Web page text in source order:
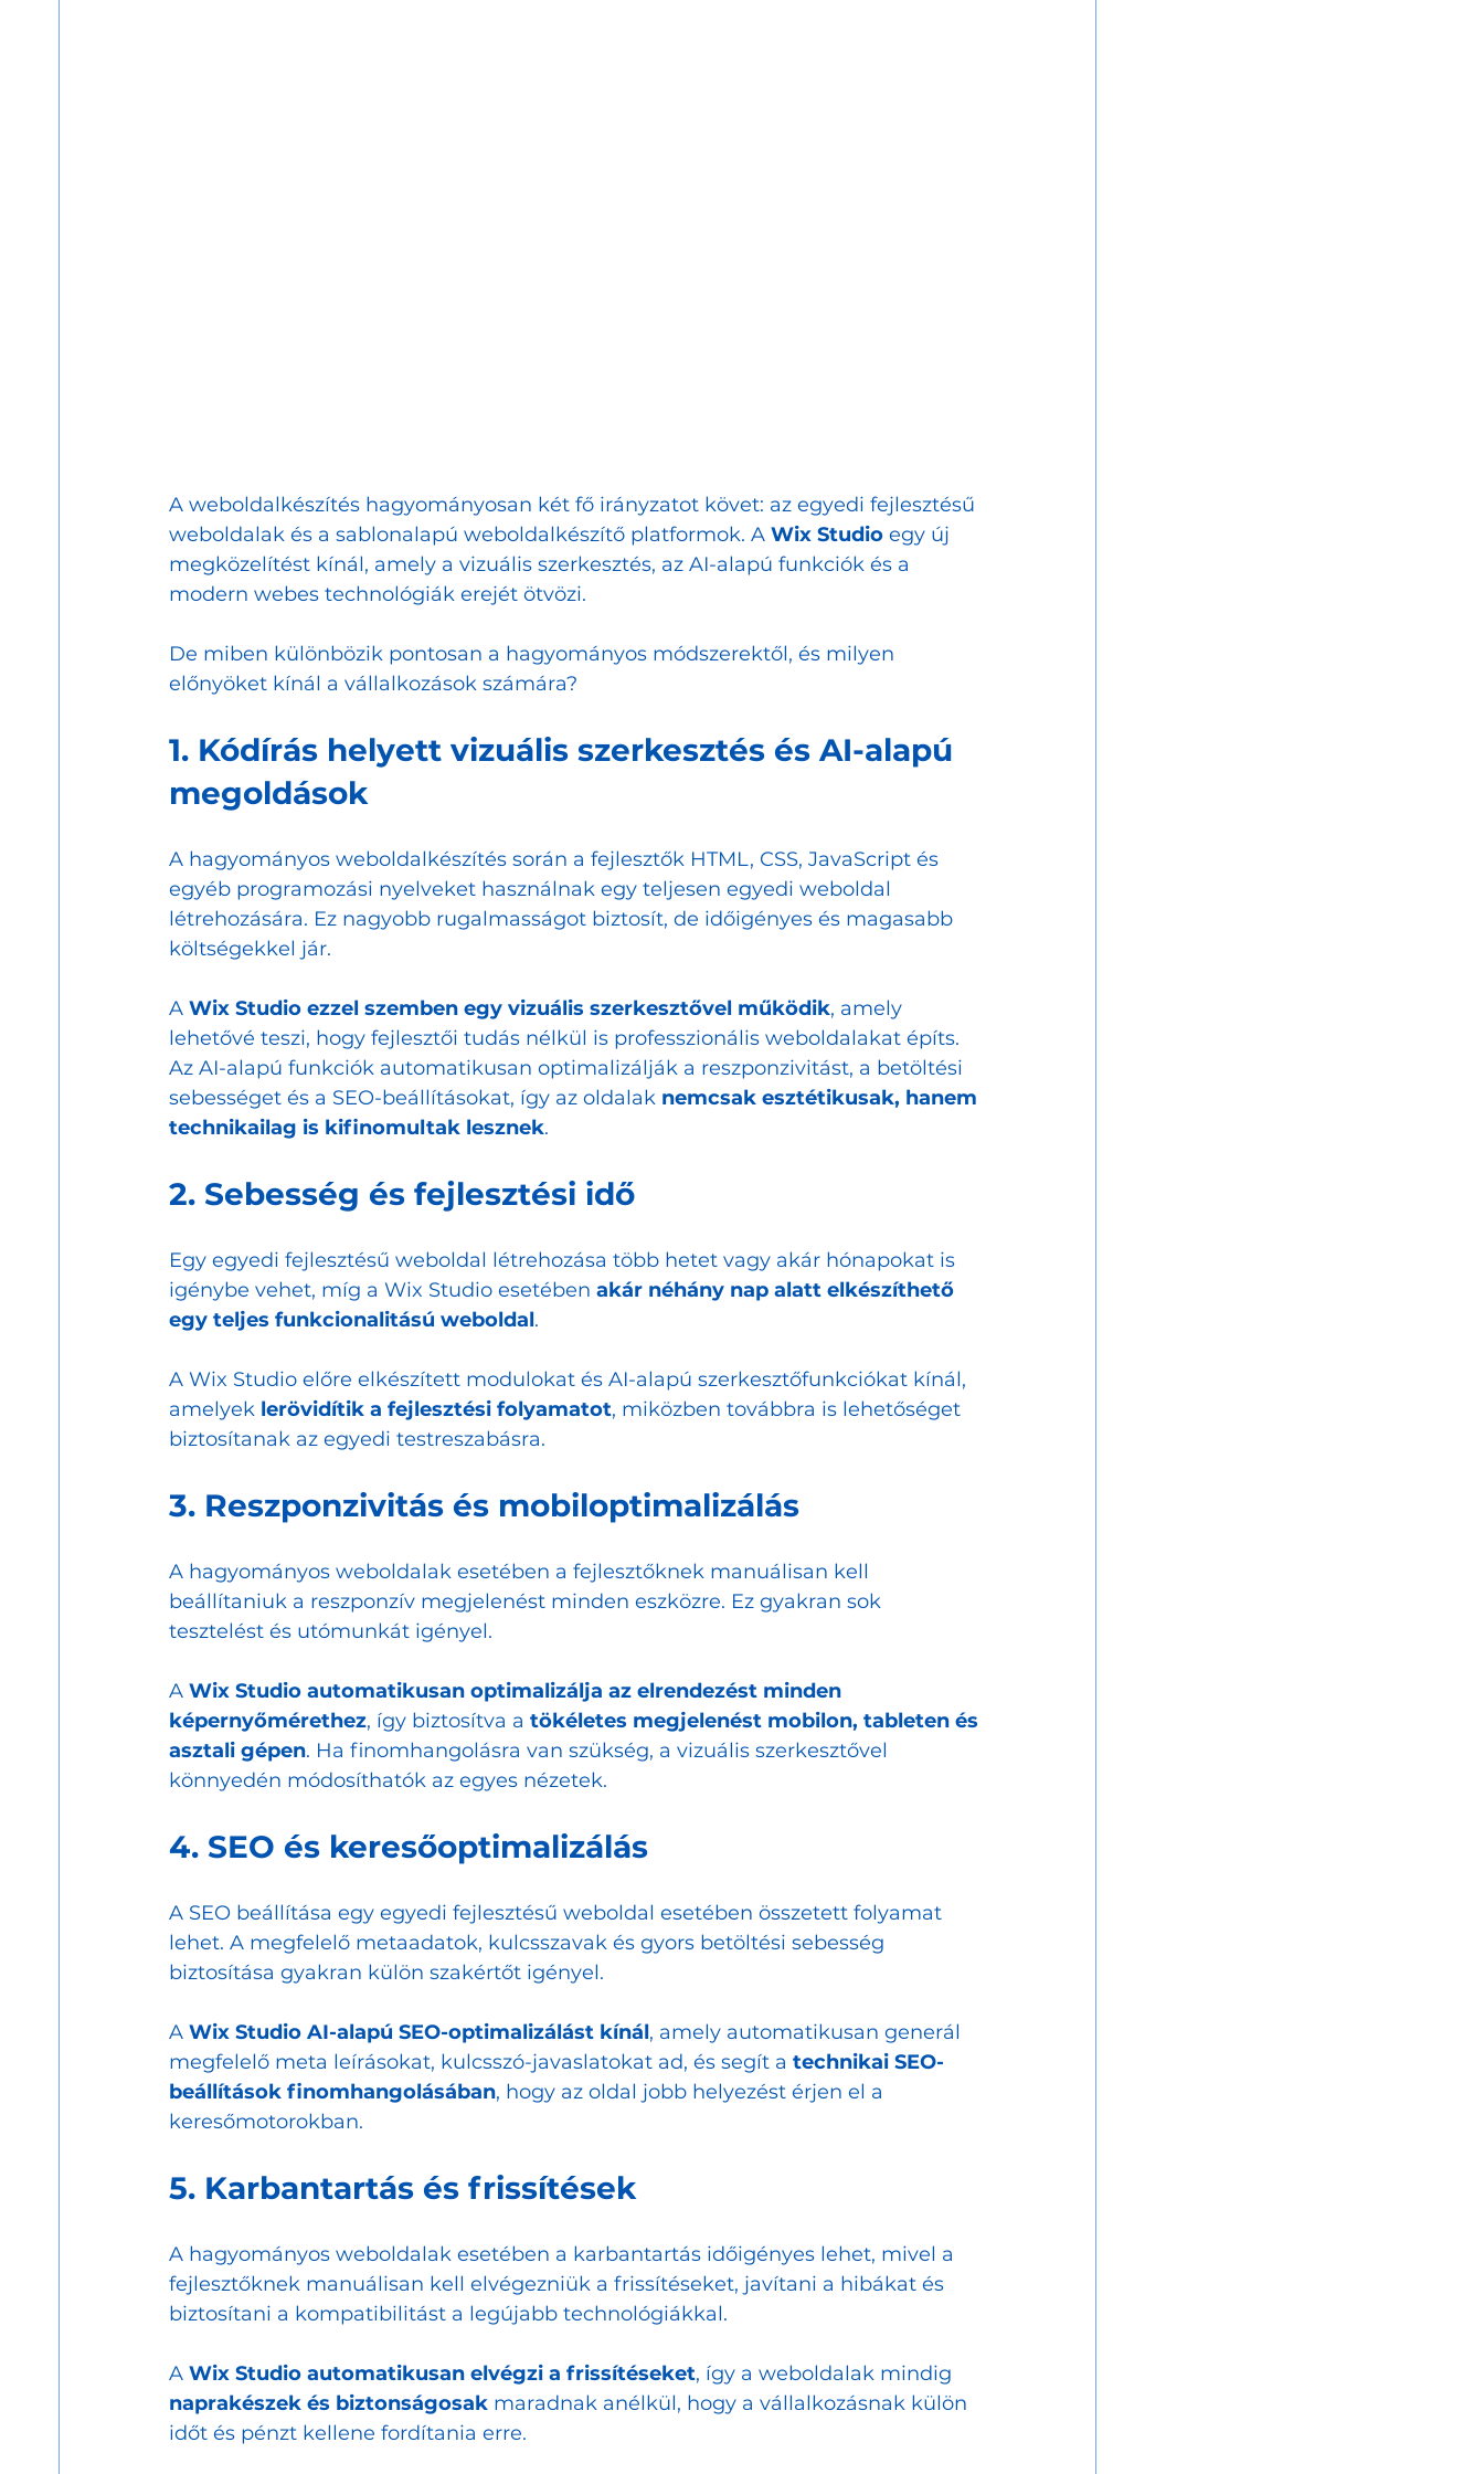
A weboldalkészítés hagyományosan két fő irányzatot követ: az egyedi fejlesztésű
weboldalak és a sablonalapú weboldalkészítő platformok. A Wix Studio egy új
megközelítést kínál, amely a vizuális szerkesztés, az AI-alapú funkciók és a
modern webes technológiák erejét ötvözi.
De miben különbözik pontosan a hagyományos módszerektől, és milyen
előnyöket kínál a vállalkozások számára?
1. Kódírás helyett vizuális szerkesztés és AI-alapú
megoldások
A hagyományos weboldalkészítés során a fejlesztők HTML, CSS, JavaScript és
egyéb programozási nyelveket használnak egy teljesen egyedi weboldal
létrehozására. Ez nagyobb rugalmasságot biztosít, de időigényes és magasabb
költségekkel jár.
A Wix Studio ezzel szemben egy vizuális szerkesztővel működik, amely
lehetővé teszi, hogy fejlesztői tudás nélkül is professzionális weboldalakat építs.
Az AI-alapú funkciók automatikusan optimalizálják a reszponzivitást, a betöltési
sebességet és a SEO-beállításokat, így az oldalak nemcsak esztétikusak, hanem
technikailag is kifinomultak lesznek.
2. Sebesség és fejlesztési idő
Egy egyedi fejlesztésű weboldal létrehozása több hetet vagy akár hónapokat is
igénybe vehet, míg a Wix Studio esetében akár néhány nap alatt elkészíthető
egy teljes funkcionalitású weboldal.
A Wix Studio előre elkészített modulokat és AI-alapú szerkesztőfunkciókat kínál,
amelyek lerövidítik a fejlesztési folyamatot, miközben továbbra is lehetőséget
biztosítanak az egyedi testreszabásra.
3. Reszponzivitás és mobiloptimalizálás
A hagyományos weboldalak esetében a fejlesztőknek manuálisan kell
beállítaniuk a reszponzív megjelenést minden eszközre. Ez gyakran sok
tesztelést és utómunkát igényel.
A Wix Studio automatikusan optimalizálja az elrendezést minden
képernyőmérethez, így biztosítva a tökéletes megjelenést mobilon, tableten és
asztali gépen. Ha finomhangolásra van szükség, a vizuális szerkesztővel
könnyedén módosíthatók az egyes nézetek.
4. SEO és keresőoptimalizálás
A SEO beállítása egy egyedi fejlesztésű weboldal esetében összetett folyamat
lehet. A megfelelő metaadatok, kulcsszavak és gyors betöltési sebesség
biztosítása gyakran külön szakértőt igényel.
A Wix Studio AI-alapú SEO-optimalizálást kínál, amely automatikusan generál
megfelelő meta leírásokat, kulcsszó-javaslatokat ad, és segít a technikai SEO-
beállítások finomhangolásában, hogy az oldal jobb helyezést érjen el a
keresőmotorokban.
5. Karbantartás és frissítések
A hagyományos weboldalak esetében a karbantartás időigényes lehet, mivel a
fejlesztőknek manuálisan kell elvégezniük a frissítéseket, javítani a hibákat és
biztosítani a kompatibilitást a legújabb technológiákkal.
A Wix Studio automatikusan elvégzi a frissítéseket, így a weboldalak mindig
naprakészek és biztonságosak maradnak anélkül, hogy a vállalkozásnak külön
időt és pénzt kellene fordítania erre.